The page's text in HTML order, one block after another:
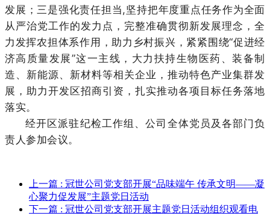
发展；三是强化责任担当,坚持把年度重点任务作为全面
从严治党工作的发力点，完整准确贯彻新发展理念，全
力发挥农担体系作用，助力乡村振兴，紧紧围绕“促进经
济高质量发展”这一主线，大力扶持生物医药、装备制
造、新能源、新材料等相关企业，推动特色产业集群发
展，助力开发区招商引资，扎实推动各项目标任务落地
落实。
经开区派驻纪检工作组、公司全体党员及各部门负
责人参加会议。
上一篇 : 冠世公司党支部开展“品味端午 传承文明——凝
心聚力促发展”主题党日活动
下一篇 : 冠世公司党支部开展主题党日活动组织观看电